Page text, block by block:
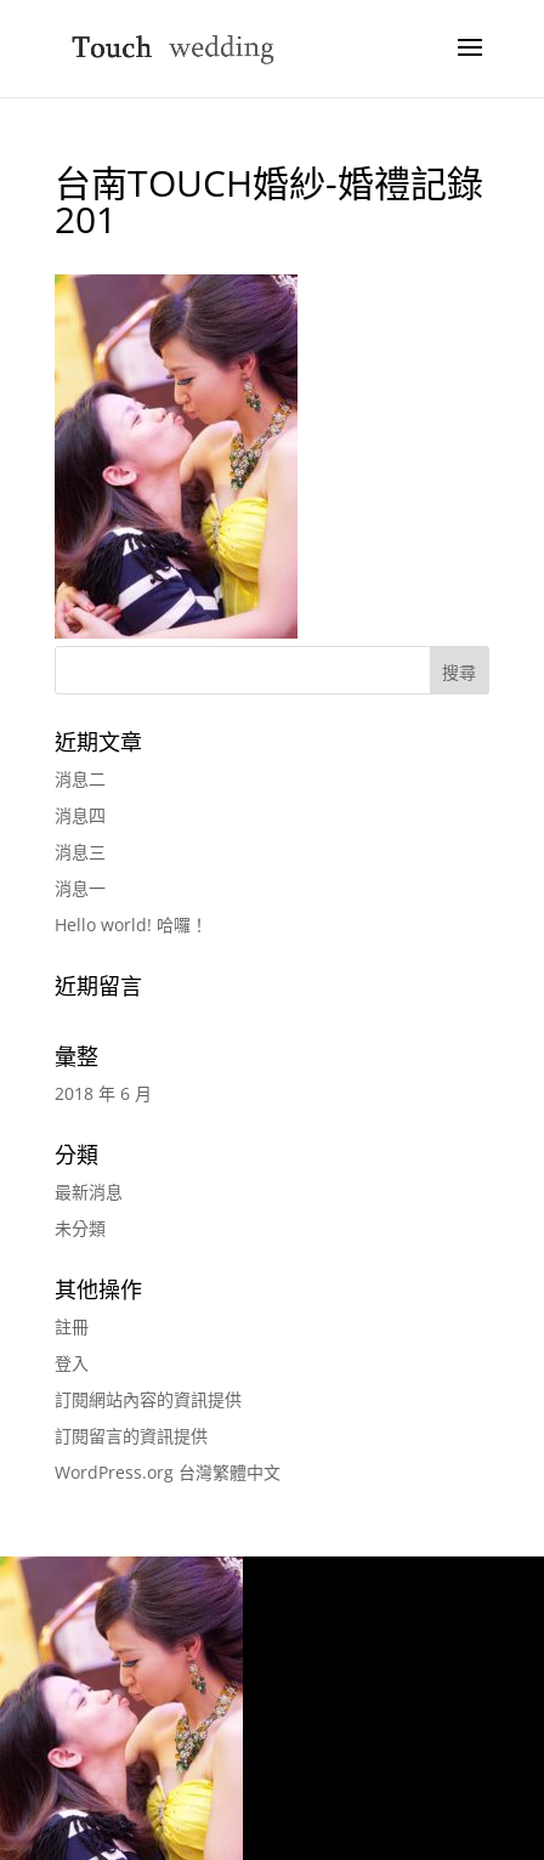
台南TOUCH婚紗-婚禮記錄
201
近期文章
消息二
消息四
消息三
消息一
Hello world! 哈囉！
近期留言
彙整
2018 年 6 月
分類
最新消息
未分類
其他操作
註冊
登入
訂閱網站內容的資訊提供
訂閱留言的資訊提供
WordPress.org 台灣繁體中文